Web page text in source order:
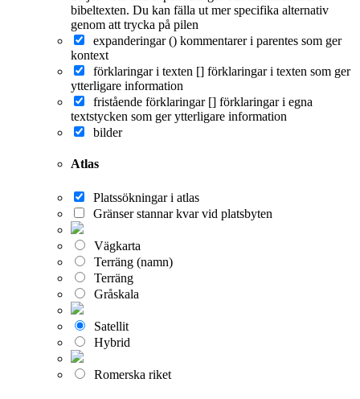
bibeltexten. Du kan fälla ut mer specifika alternativ
genom att trycka på pilen
expanderingar () kommentarer i parentes som ger
kontext
förklaringar i texten [] förklaringar i texten som ger
ytterligare information
fristående förklaringar [] förklaringar i egna
textstycken som ger ytterligare information
bilder
Atlas
Platssökningar i atlas
Gränser stannar kvar vid platsbyten
Vägkarta
Terräng (namn)
Terräng
Gråskala
Satellit
Hybrid
Romerska riket